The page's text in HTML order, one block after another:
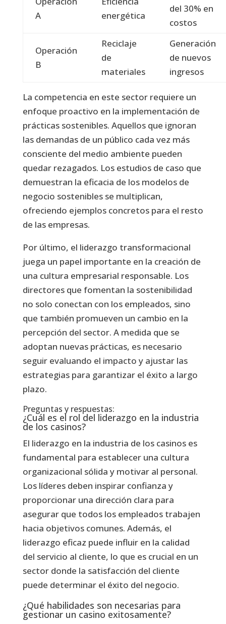
A
energética
del 30% en
costos
Operación
B
Reciclaje
de
materiales
Generación
de nuevos
ingresos
La competencia en este sector requiere un
enfoque proactivo en la implementación de
prácticas sostenibles. Aquellos que ignoran
las demandas de un público cada vez más
consciente del medio ambiente pueden
quedar rezagados. Los estudios de caso que
demuestran la eficacia de los modelos de
negocio sostenibles se multiplican,
ofreciendo ejemplos concretos para el resto
de las empresas.
Por último, el liderazgo transformacional
juega un papel importante en la creación de
una cultura empresarial responsable. Los
directores que fomentan la sostenibilidad
no solo conectan con los empleados, sino
que también promueven un cambio en la
percepción del sector. A medida que se
adoptan nuevas prácticas, es necesario
seguir evaluando el impacto y ajustar las
estrategias para garantizar el éxito a largo
plazo.
Preguntas y respuestas:
¿Cuál es el rol del liderazgo en la industria
de los casinos?
El liderazgo en la industria de los casinos es
fundamental para establecer una cultura
organizacional sólida y motivar al personal.
Los líderes deben inspirar confianza y
proporcionar una dirección clara para
asegurar que todos los empleados trabajen
hacia objetivos comunes. Además, el
liderazgo eficaz puede influir en la calidad
del servicio al cliente, lo que es crucial en un
sector donde la satisfacción del cliente
puede determinar el éxito del negocio.
¿Qué habilidades son necesarias para
gestionar un casino exitosamente?